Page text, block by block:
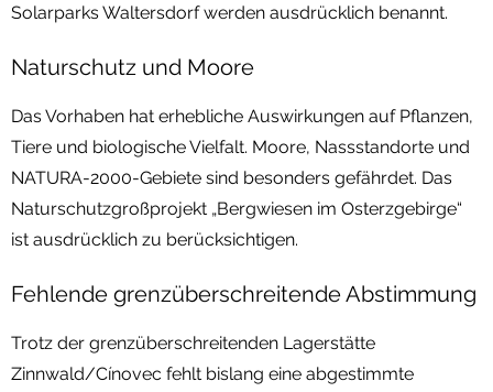
Solarparks Waltersdorf werden ausdrücklich benannt.
Naturschutz und Moore
Das Vorhaben hat erhebliche Auswirkungen auf Pflanzen,
Tiere und biologische Vielfalt. Moore, Nassstandorte und
NATURA-2000-Gebiete sind besonders gefährdet. Das
Naturschutzgroßprojekt „Bergwiesen im Osterzgebirge“
ist ausdrücklich zu berücksichtigen.
Fehlende grenzüberschreitende Abstimmung
Trotz der grenzüberschreitenden Lagerstätte
Zinnwald/Cínovec fehlt bislang eine abgestimmte